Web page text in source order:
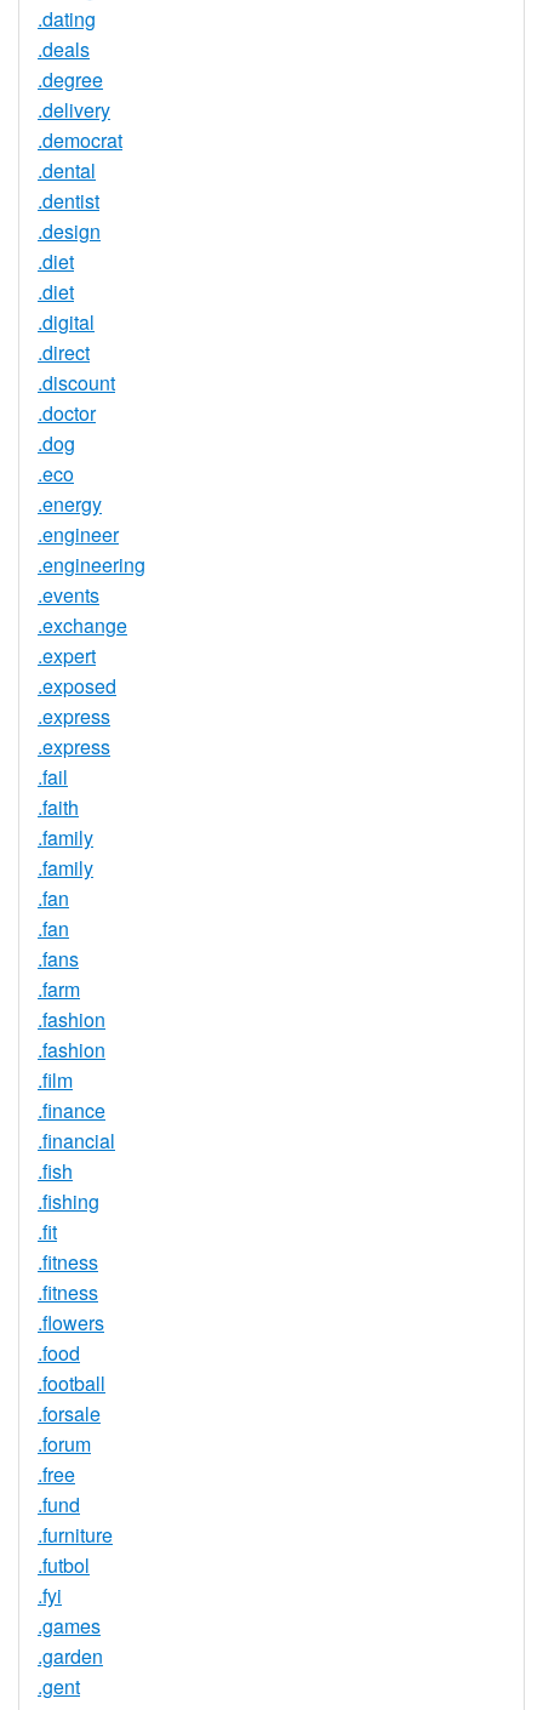
.dating
.deals
.degree
.delivery
.democrat
.dental
.dentist
.design
.diet
.diet
.digital
.direct
.discount
.doctor
.dog
.eco
.energy
.engineer
.engineering
.events
.exchange
.expert
.exposed
.express
.express
.fail
.faith
.family
.family
.fan
.fan
.fans
.farm
.fashion
.fashion
.film
.finance
.financial
.fish
.fishing
.fit
.fitness
.fitness
.flowers
.food
.football
.forsale
.forum
.free
.fund
.furniture
.futbol
.fyi
.games
.garden
.gent